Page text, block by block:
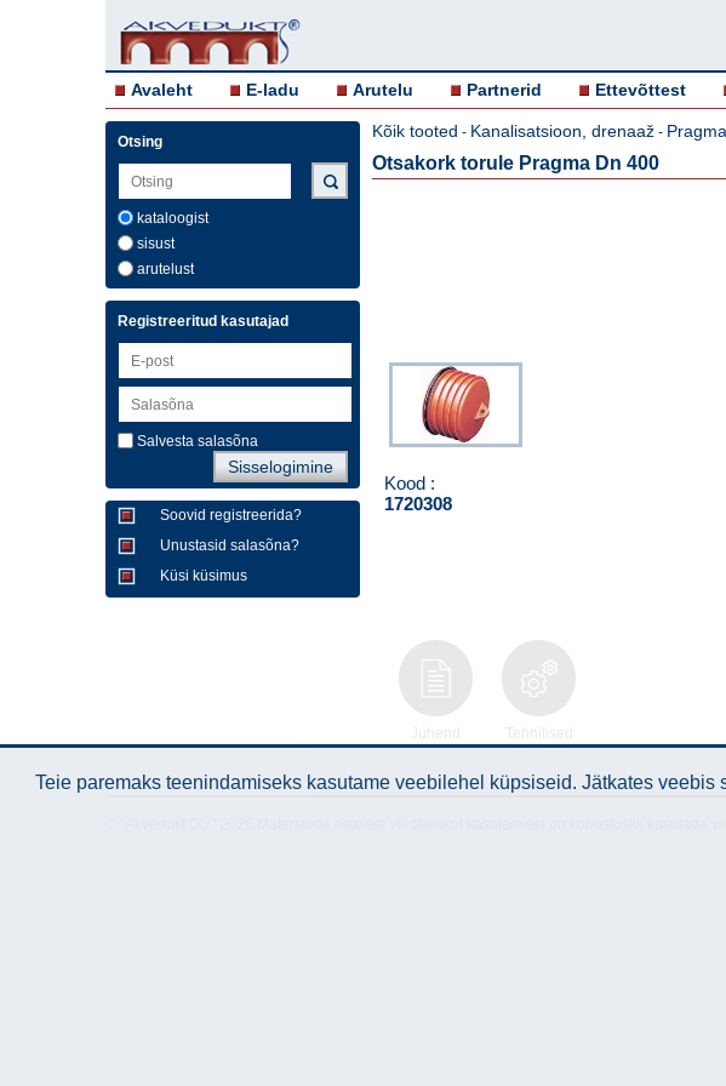
Avaleht E-ladu Arutelu Partnerid Ettevõttest
Otsing
kataloogist
sisust
arutelust
Registreeritud kasutajad
Salvesta salasõna
Soovid registreerida?
Unustasid salasõna?
Küsi küsimus
Kõik tooted - Kanalisatsioon, drenaaž -
Otsakork torule Pragma Dn 400
Kood :
1720308
andmed
Teie paremaks teenindamiseks kasutame veebilehel küpsiseid. Jätkates